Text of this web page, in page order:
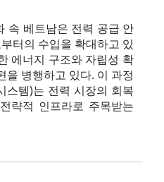
속 베트남은 전력 공급 안
터의 수입을 확대하고 있
에너지 구조와 자립성 확
을 병행하고 있다. 이 과정
스템)는 전력 시장의 회복
략적 인프라로 주목받는